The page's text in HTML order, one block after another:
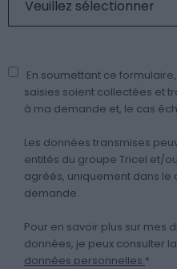
En soumettant ce
saisies soient collectées et
à ma demande et, le cas
Les données transmises
entités du groupe Tricel et/
agréés, uniquement dans
demande.
Pour en savoir plus sur mes
données, je peux consulter la
données personnelles.*